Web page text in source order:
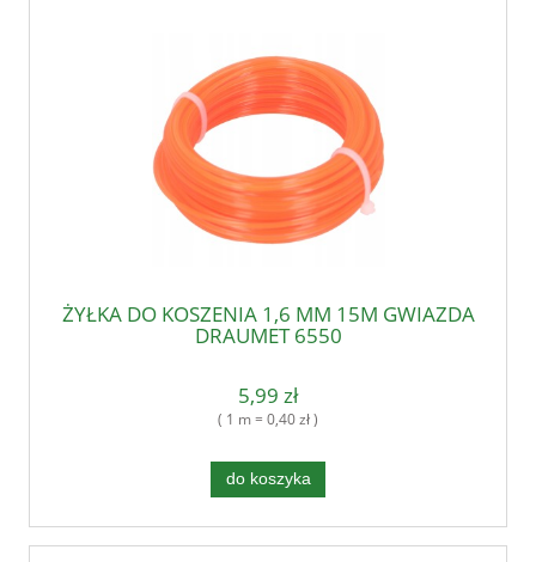
ŻYŁKA DO KOSZENIA 1,6 MM 15M GWIAZDA
DRAUMET 6550
5,99 zł
( 1 m = 0,40 zł )
do koszyka